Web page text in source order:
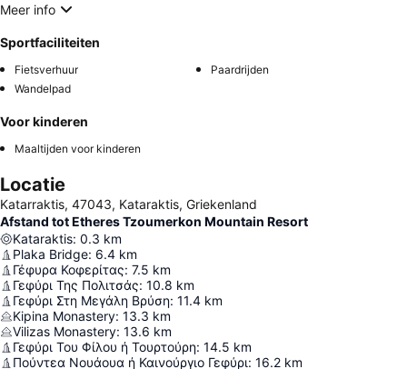
Meer info
Sportfaciliteiten
Fietsverhuur
Paardrijden
Wandelpad
Voor kinderen
Maaltijden voor kinderen
Locatie
Katarraktis, 47043, Kataraktis, Griekenland
Afstand tot Etheres Tzoumerkon Mountain Resort
Kataraktis: 0.3 km
Plaka Bridge: 6.4 km
Γέφυρα Κοφερίτας: 7.5 km
Γεφύρι Της Πολιτσάς: 10.8 km
Γεφύρι Στη Μεγάλη Βρύση: 11.4 km
Kipina Monastery: 13.3 km
Vilizas Monastery: 13.6 km
Γεφύρι Του Φίλου ή Τουρτούρη: 14.5 km
Πούντεα Νουάουα ή Καινούργιο Γεφύρι: 16.2 km